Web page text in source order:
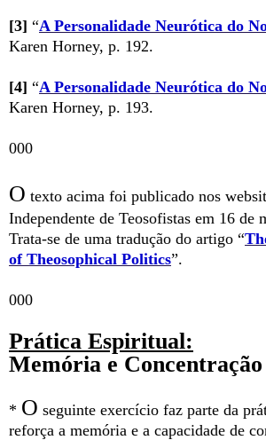
[3] “A Personalidade Neurótica do
Karen Horney, p. 192.
[4] “A Personalidade Neurótica do
Karen Horney, p. 193.
000
O texto acima foi publicado nos
Independente de Teosofistas em 16 de
Trata-se de uma tradução do artigo “
of Theosophical Politics”.
000
Prática Espiritual:
Memória e Concentração
* O seguinte exercício faz parte da
reforça a memória e a capacidade de